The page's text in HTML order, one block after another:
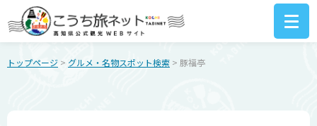
トップページ > グルメ・名物スポット検索 > 豚福亭